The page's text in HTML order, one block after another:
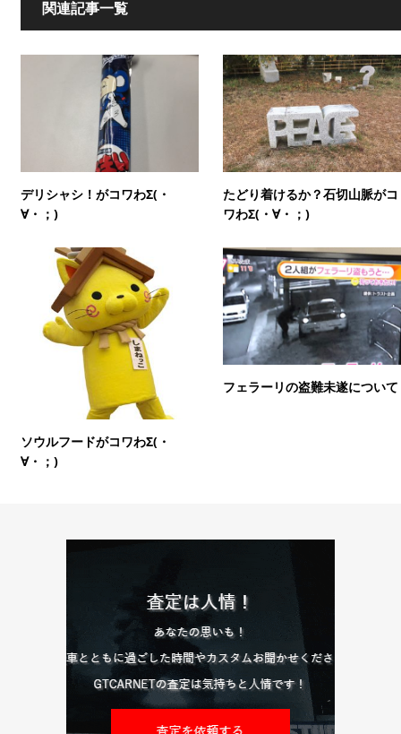
関連記事一覧
デリシャシ！がコワわΣ(・
∀・；)
たどり着けるか？石切山脈がコ
ワわΣ(・∀・；)
ソウルフードがコワわΣ(・
∀・；)
フェラーリの盗難未遂について